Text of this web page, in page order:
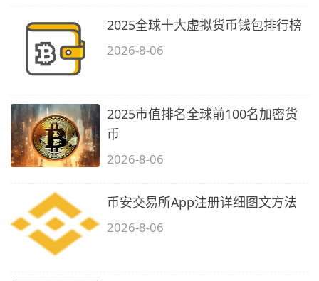
2025全球十大虚拟货币钱包排行榜
2026-8-06
2025市值排名全球前100名加密货
币
2026-8-06
币安交易所App注册详细图文方法
2026-8-06